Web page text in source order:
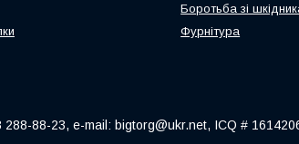
Боротьба зі
Фурнітура
88-23, e-mail: bigtorg@ukr.net, ICQ #